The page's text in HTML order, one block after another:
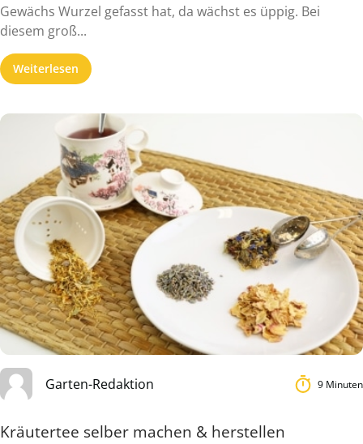
Gewächs Wurzel gefasst hat, da wächst es üppig. Bei
diesem groß...
Weiterlesen
Garten-Redaktion 9 Minuten
Kräutertee selber machen & herstellen